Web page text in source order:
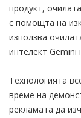
продукт,
с помощта на
използва
интелект Gemini
Технологията
време на
рекламата да